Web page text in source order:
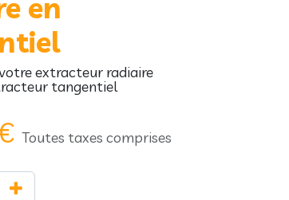
en
extracteur radiaire
tangentiel
Toutes taxes comprises